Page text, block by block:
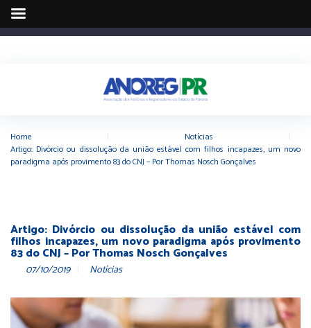
Home Notícias
Artigo: Divórcio ou dissolução da união estável com filhos incapazes, um novo
paradigma após provimento 83 do CNJ – Por Thomas Nosch Gonçalves
Artigo: Divórcio ou dissolução da união estável com
filhos incapazes, um novo paradigma após provimento
83 do CNJ – Por Thomas Nosch Gonçalves
07/10/2019 Notícias